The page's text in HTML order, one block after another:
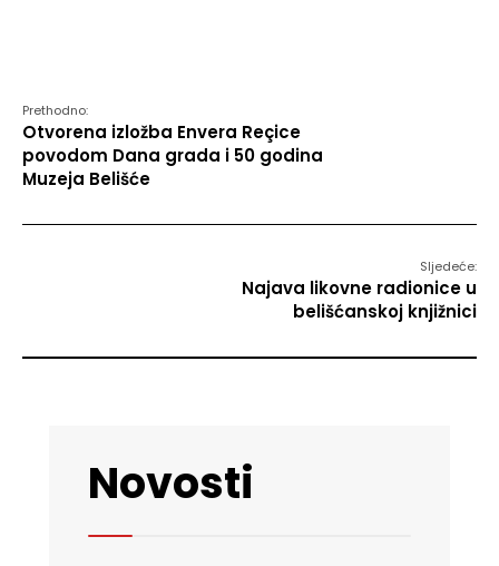
Prethodno:
Otvorena izložba Envera Reçice
povodom Dana grada i 50 godina
Muzeja Belišće
Sljedeće:
Najava likovne radionice u
belišćanskoj knjižnici
Novosti